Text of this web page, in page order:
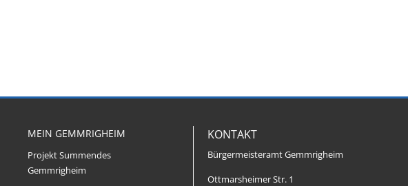
MEIN GEMMRIGHEIM
Projekt Summendes
Gemmrigheim
KONTAKT
Bürgermeisteramt Gemmrigheim
Ottmarsheimer Str. 1